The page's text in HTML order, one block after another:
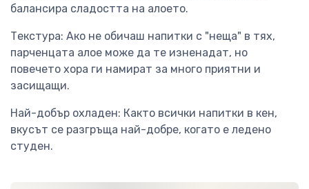
балансира сладостта на алоето.
Текстура: Ако не обичаш напитки с "неща" в тях,
парченцата алое може да те изненадат, но
повечето хора ги намират за много приятни и
засищащи.
Най-добър охладен: Както всички напитки в кен,
вкусът се разгръща най-добре, когато е ледено
студен.